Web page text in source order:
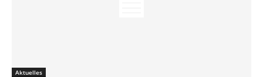
Aktuelles